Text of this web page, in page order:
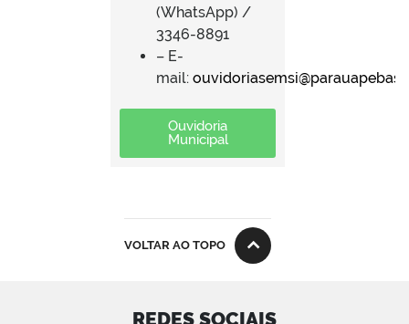
(WhatsApp) /
3346-8891
– E-
mail:
Ouvidoria
Municipal
VOLTAR AO TOPO
REDES SOCIAIS